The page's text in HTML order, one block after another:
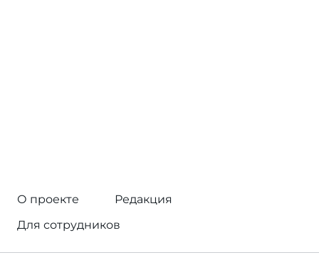
О проекте
Редакция
Для сотрудников